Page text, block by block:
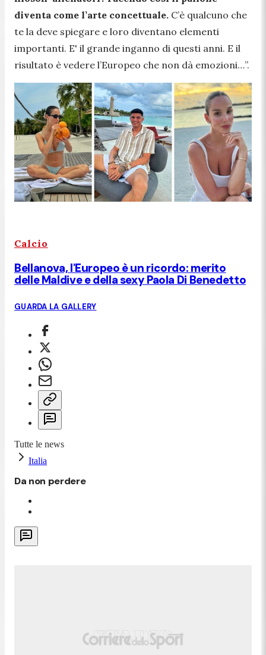
diventa come l’arte concettuale. C’è qualcuno che
te la deve spiegare e loro diventano elementi
importanti. E' il grande inganno di questi anni. E il
risultato è vedere l’Europeo che non dà emozioni…”.
Calcio
Bellanova, l'Europeo è un ricordo: merito
delle Maldive e della sexy Paola Di Benedetto
GUARDA LA GALLERY
Tutte le news
Italia
Da non perdere